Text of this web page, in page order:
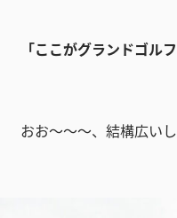
「ここがグランドゴル
おお～～～、結構広い